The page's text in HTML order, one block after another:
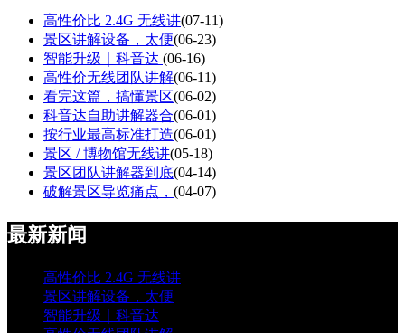
高性价比 2.4G 无线讲(07-11)
景区讲解设备，太便(06-23)
智能升级｜科音达 (06-16)
高性价无线团队讲解(06-11)
看完这篇，搞懂景区(06-02)
科音达自助讲解器合(06-01)
按行业最高标准打造(06-01)
景区 / 博物馆无线讲(05-18)
景区团队讲解器到底(04-14)
破解景区导览痛点， (04-07)
最新新闻
高性价比 2.4G 无线讲
景区讲解设备，太便
智能升级｜科音达